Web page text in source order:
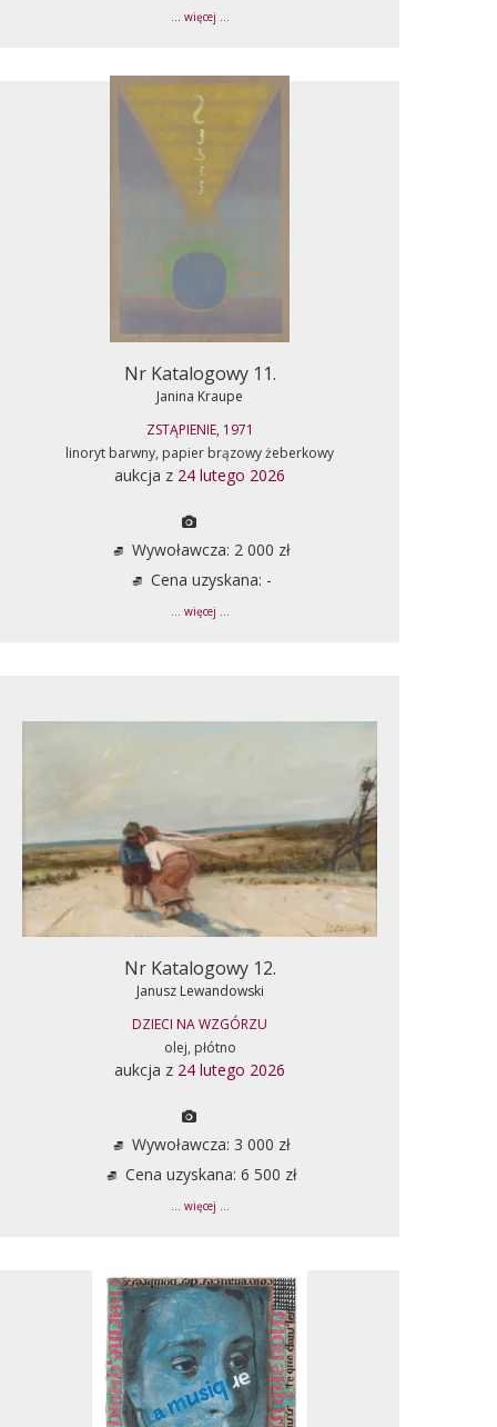
... więcej ...
Nr Katalogowy 11.
Janina Kraupe
ZSTĄPIENIE, 1971
linoryt barwny, papier brązowy żeberkowy
aukcja z 24 lutego 2026
Wywoławcza: 2 000 zł
Cena uzyskana: -
... więcej ...
Nr Katalogowy 12.
Janusz Lewandowski
DZIECI NA WZGÓRZU
olej, płótno
aukcja z 24 lutego 2026
Wywoławcza: 3 000 zł
Cena uzyskana: 6 500 zł
... więcej ...